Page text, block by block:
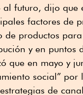
al futuro, dijo
factores de
de productos
y en puntos
que en mayo y
social”
de